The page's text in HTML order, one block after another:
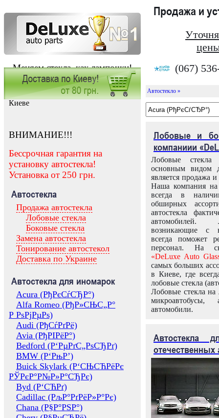
Меняем стекла, как лампочки!
Продажа и
(067)
Заказать установку автостекла в
Киеве
ВНИМАНИЕ!!!
Бессрочная гарантия на
установку автостекла!
Установка от 250 грн.
Автостекла
Продажа автостекла
Лобовые стекла
Боковые стекла
Замена автостекла
Тонирование автостекол
Доставка по Украине
Автостекла для иномарок
Acura (РђРєСѓСЂР°)
Alfa Romeo (РђР»СЊС„Р°
Р РѕРјРµРѕ)
Audi (РђСѓРґРё)
Avia (РђРІРёР°)
Bedford (Р‘РµРґС„РѕСЂРґ)
BMW (Р‘РњР’)
Buick Skylark (Р‘СЊСЋРёРє
РЎРєР°Р№Р»Р°СЂРє)
Byd (Р‘СЋРґ)
Cadillac (РљР°РґРёР»Р°Рє)
Chana (Р§Р°РЅР°)
Автостекло »
Лобовые и
компаниии
Лобовые
основным видом
является продажа и
Наша компания на
всегда в
обширных
автостекла
возникающие с
всегда поможет
персонал. На
«DeLuxe Auto
самых больших
в Киеве, где
лобовые стекла
Лобовые стекла на
микроавтобусы,
автомобили.
Автостекла
отечественных